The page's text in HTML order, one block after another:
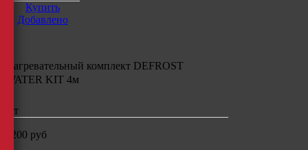
Купить
Добавлено
Нагревательный комплект DEFROST
WATER KIT 4м
шт
6200 руб